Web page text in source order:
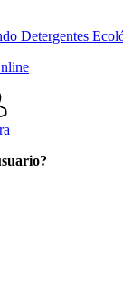
Detergentes